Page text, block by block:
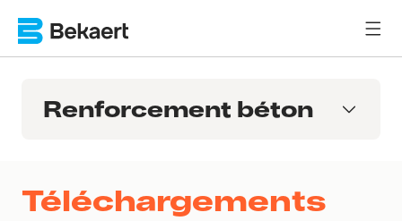
Renforcement béton
Téléchargements